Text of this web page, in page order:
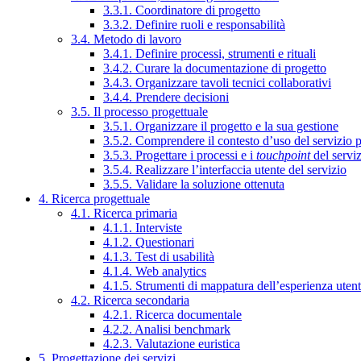
3.3.1. Coordinatore di progetto
3.3.2. Definire ruoli e responsabilità
3.4. Metodo di lavoro
3.4.1. Definire processi, strumenti e rituali
3.4.2. Curare la documentazione di progetto
3.4.3. Organizzare tavoli tecnici collaborativi
3.4.4. Prendere decisioni
3.5. Il processo progettuale
3.5.1. Organizzare il progetto e la sua gestione
3.5.2. Comprendere il contesto d’uso del servizio
3.5.3. Progettare i processi e i touchpointdel
3.5.4. Realizzare l’interfaccia utente del servizio
3.5.5. Validare la soluzione ottenuta
4. Ricerca progettuale
4.1. Ricerca primaria
4.1.1. Interviste
4.1.2. Questionari
4.1.3. Test di usabilità
4.1.4. Web analytics
4.1.5. Strumenti di mappatura dell’esperienza
4.2. Ricerca secondaria
4.2.1. Ricerca documentale
4.2.2. Analisi benchmark
4.2.3. Valutazione euristica
5. Progettazione dei servizi